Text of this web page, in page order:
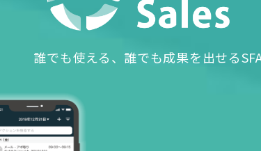
誰でも使える、誰でも成果を出せる